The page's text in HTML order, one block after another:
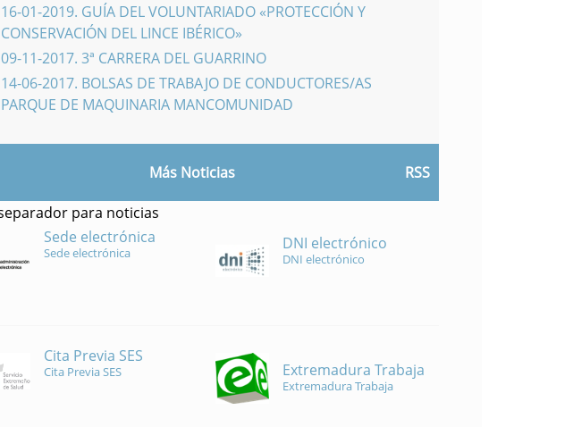
16-01-2019. GUÍA DEL VOLUNTARIADO «PROTECCIÓN Y
CONSERVACIÓN DEL LINCE IBÉRICO»
09-11-2017. 3ª CARRERA DEL GUARRINO
14-06-2017. BOLSAS DE TRABAJO DE CONDUCTORES/AS
PARQUE DE MAQUINARIA MANCOMUNIDAD
Más Noticias RSS
Sede electrónica
Sede electrónica DNI electrónico
DNI electrónico
Cita Previa SES
Cita Previa SES Extremadura Trabaja
Extremadura Trabaja